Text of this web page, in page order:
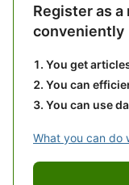
Register as a
conveniently
You get
You can
You can use
What you can do